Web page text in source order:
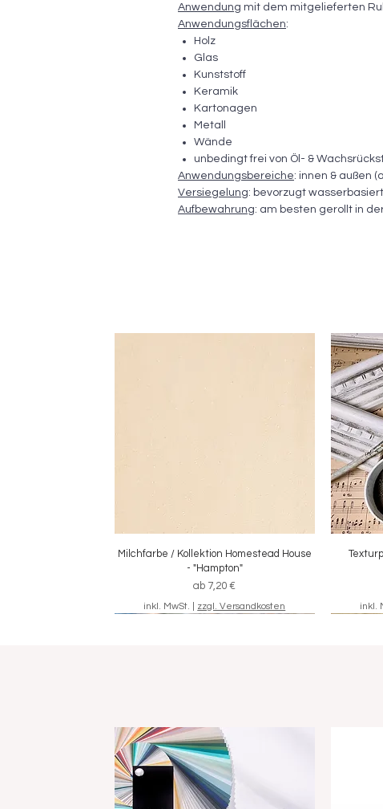
Anwendung mit dem mitgelieferten
Anwendungsflächen:
Holz
Glas
Kunststoff
Keramik
Kartonagen
Metall
Wände
unbedingt frei von Öl- &
Anwendungsbereiche: innen & außen
Versiegelung: bevorzugt
Aufbewahrung: am besten gerollt in
Schnellansicht
Milchfarbe / Kollektion Homestead House
- "Hampton"
ab 7,20 €
Sale-Preis
inkl. MwSt. zzgl. Versandkosten inkl.